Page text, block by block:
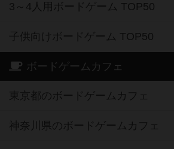
3～4人用ボードゲーム TOP50
子供向けボードゲーム TOP50
ボードゲームカフェ
東京都のボードゲームカフェ
神奈川県のボードゲームカフェ